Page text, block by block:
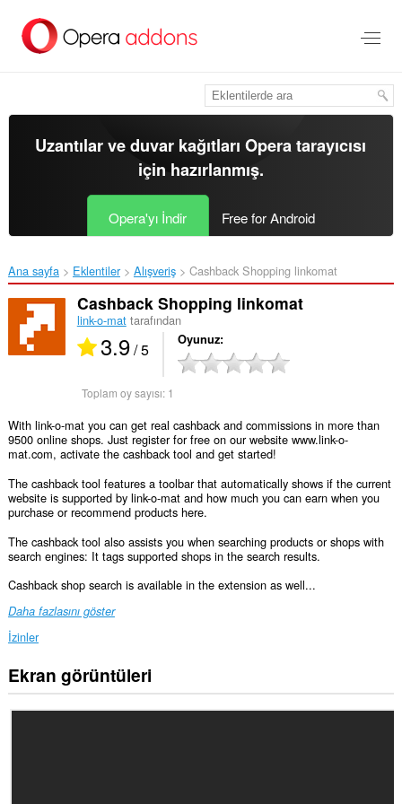
içeriğe
Uzantılar ve duvar kağıtlarıOpera tarayıcısı
için hazırlanmış.
Opera'yı İndir Free for Android
Ana sayfa Eklentiler Alışveriş Cashback Shopping linkomat‎
Cashback Shopping linkomat
link-o-mattarafından
3.9/ 5 Oyunuz
Toplam oy sayısı: 1
With link-o-mat you can get real cashback and commissions in more than
9500 online shops. Just register for free on our website www.link-o-
mat.com, activate the cashback tool and get started!
The cashback tool features a toolbar that automatically shows if the current
website is supported by link-o-mat and how much you can earn when you
purchase or recommend products here.
The cashback tool also assists you when searching products or shops with
search engines: It tags supported shops in the search results.
Cashback shop search is available in the extension as well...
Daha fazlasını göster
İzinler
Bu
eklenti,
Ekran görüntüleri